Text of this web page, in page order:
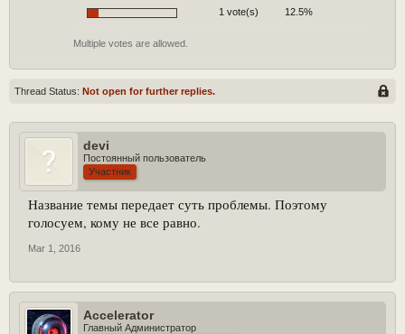
1 vote(s) 12.5%
Multiple votes are allowed.
Thread Status: Not open for further replies.
devi
Постоянный пользователь
Участник
Название темы передает суть проблемы. Поэтому
голосуем, кому не все равно.
Mar 1, 2016
Accelerator
Главный Администратор